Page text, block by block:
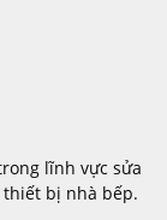
lĩnh vực sửa
bị nhà bếp.